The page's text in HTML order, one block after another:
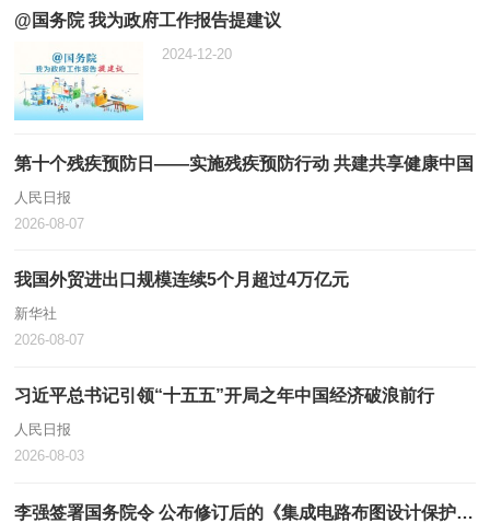
@国务院 我为政府工作报告提建议
2024-12-20
第十个残疾预防日——实施残疾预防行动 共建共享健康中国
人民日报
2026-08-07
我国外贸进出口规模连续5个月超过4万亿元
新华社
2026-08-07
习近平总书记引领“十五五”开局之年中国经济破浪前行
人民日报
2026-08-03
李强签署国务院令 公布修订后的《集成电路布图设计保护条例》